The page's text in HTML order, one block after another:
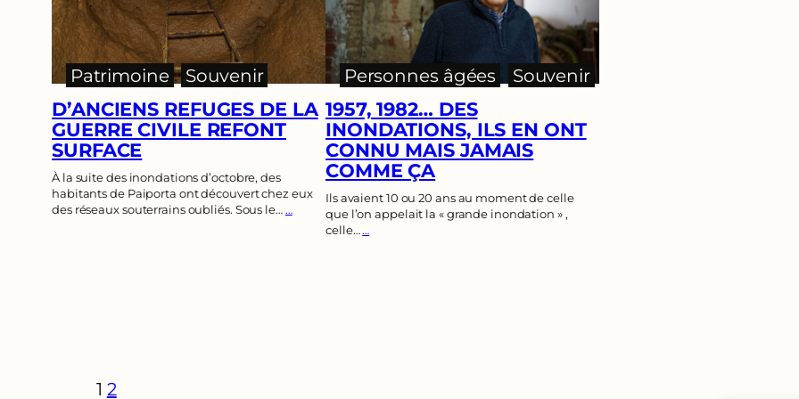
Patrimoine , Souvenir
D’ANCIENS REFUGES DE LA
GUERRE CIVILE REFONT
SURFACE
À la suite des inondations d’octobre, des
habitants de Paiporta ont découvert chez eux
des réseaux souterrains oubliés. Sous le……
Personnes âgées , Souvenir
1957, 1982… DES
INONDATIONS, ILS EN ONT
CONNU MAIS JAMAIS
COMME ÇA
Ils avaient 10 ou 20 ans au moment de celle
que l’on appelait la « grande inondation » ,
celle……
1 2